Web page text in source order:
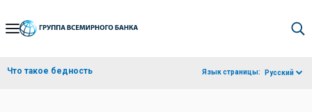
Skip
Navigation
Что такое бедность Язык страницы: Русский